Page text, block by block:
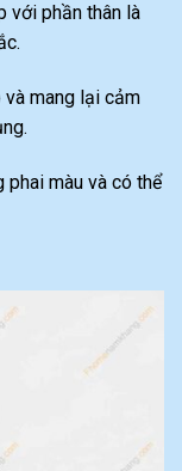
với phần thân là
mang lại cảm
phai màu và có thể